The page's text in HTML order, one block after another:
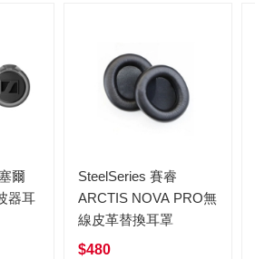
爾
器耳
SteelSeries 賽睿
ARCTIS NOVA PRO無
線皮革替換耳罩
$480